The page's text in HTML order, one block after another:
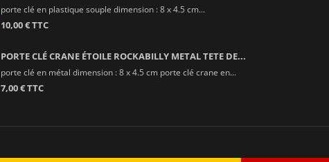
porte clé en plastique souple dimension : 8 x 4.5 cm...
10,00 € TTC
PORTE CLÉ CRANE ÉTOILE ROCKABILLY METAL TETE DE...
porte clé en métal dimension : 8 x 4.5 cm porte clé crane en...
7,00 € TTC